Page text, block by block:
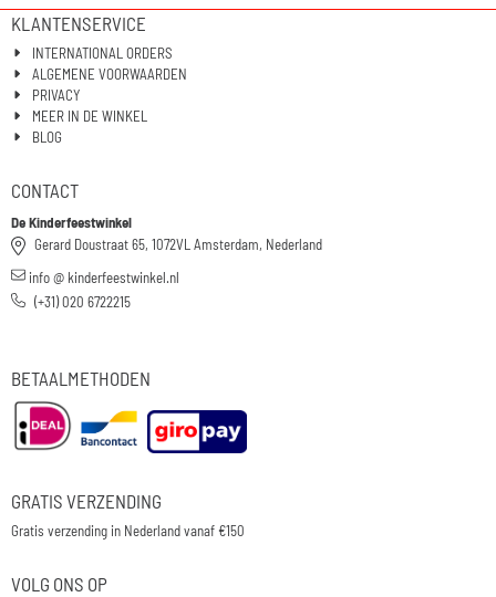
KLANTENSERVICE
INTERNATIONAL ORDERS
ALGEMENE VOORWAARDEN
PRIVACY
MEER IN DE WINKEL
BLOG
CONTACT
De Kinderfeestwinkel
Gerard Doustraat 65, 1072VL Amsterdam, Nederland
info @ kinderfeestwinkel.nl
(+31) 020 6722215
BETAALMETHODEN
GRATIS VERZENDING
Gratis verzending in Nederland vanaf €150
VOLG ONS OP